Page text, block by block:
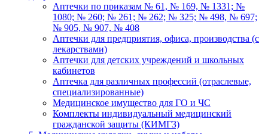
Аптечки по приказам № 61, № 169, № 1331; №
1080; № 260; № 261; № 262; № 325; № 498, № 697;
№ 905, № 907, № 408
Аптечки для предприятия, офиса, производства (с
лекарствами)
Аптечки для детских учреждений и школьных
кабинетов
Аптечка для различных профессий (отраслевые,
специализированные)
Медицинское имущество для ГО и ЧС
Комплекты индивидуальный медицинский
гражданской защиты (КИМГЗ)